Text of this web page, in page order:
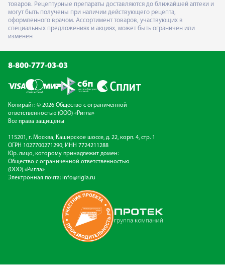
товаров. Рецептурные препараты доставляются до ближайшей аптеки и
могут быть получены при наличии действующего рецепта,
оформленного врачом. Ассортимент товаров, участвующих в
специальных предложениях и акциях, может быть ограничен или
изменен
8-800-777-03-03
Копирайт: © 2026 Общество с ограниченной
ответственностью (ООО) «Ригла»
Все права защищены
115201, г. Москва, Каширское шоссе, д. 22, корп. 4, стр. 1
ОГРН 1027700271290; ИНН 7724211288
Юр. лицо, которому принадлежит домен:
Общество с ограниченной ответственностью
(ООО) «Ригла»
Электронная почта: info@rigla.ru